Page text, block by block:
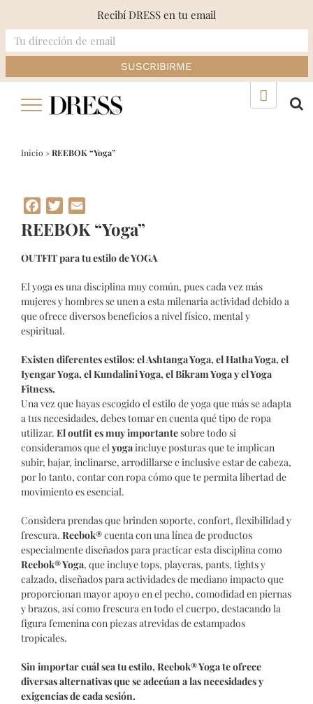
Inicio »REEBOK “Yoga”
Facebook
Twitter
REEBOK “Yoga”
OUTFIT para tu estilo de YOGA
El yoga es una disciplina muy común, pues cada vez más
mujeres y hombres se unen a esta milenaria actividad debido a
que ofrece diversos beneficios a nivel físico, mental y
espiritual.
Existen diferentes estilos: el Ashtanga Yoga, el Hatha Yoga, el
Iyengar Yoga, el Kundalini Yoga, el Bikram Yoga y el Yoga
Fitness.
Una vez que hayas escogido el estilo de yoga que más se adapta
a tus necesidades, debes tomar en cuenta qué tipo de ropa
utilizar. El outfit es muy importantesobre todo si
consideramos que elyogaincluye posturas que te implican
subir, bajar, inclinarse, arrodillarse e inclusive estar de cabeza,
por lo tanto, contar con ropa cómo que te permita libertad de
movimiento es esencial.
Considera prendas que brinden soporte, confort, flexibilidad y
frescura. Reebok®cuenta con una línea de productos
especialmente diseñados para practicar esta disciplina como
Reebok® Yoga, que incluye tops, playeras, pants, tights y
calzado, diseñados para actividades de mediano impacto que
proporcionan mayor apoyo en el pecho, comodidad en piernas
y brazos, así como frescura en todo el cuerpo, destacando la
figura femenina con piezas atrevidas de estampados
tropicales.
Sin importar cuál sea tu estilo, Reebok® Yoga te ofrece
diversas alternativas que se adecúan a las necesidades y
exigencias de cada sesión.
Recibí DRESS en tu email